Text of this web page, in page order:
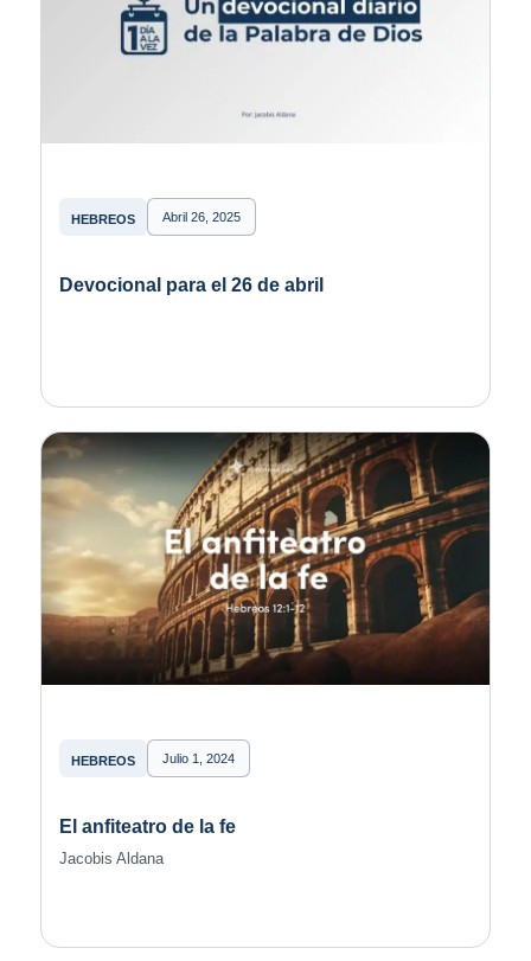
HEBREOS Abril 26, 2025
Devocional para el 26 de abril
HEBREOS Julio 1, 2024
El anfiteatro de la fe
Jacobis Aldana